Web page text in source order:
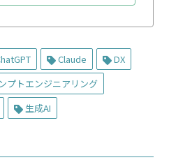
Claude
DX
プトエンジニアリング
生成AI